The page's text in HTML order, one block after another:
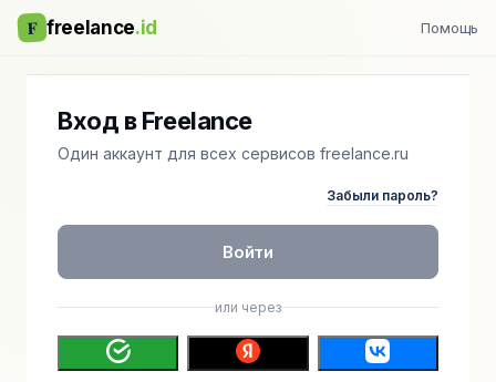
F freelance.id Помощь
Вход в Freelance
Один аккаунт для всех сервисов freelance.ru
Забыли пароль?
Войти
или через